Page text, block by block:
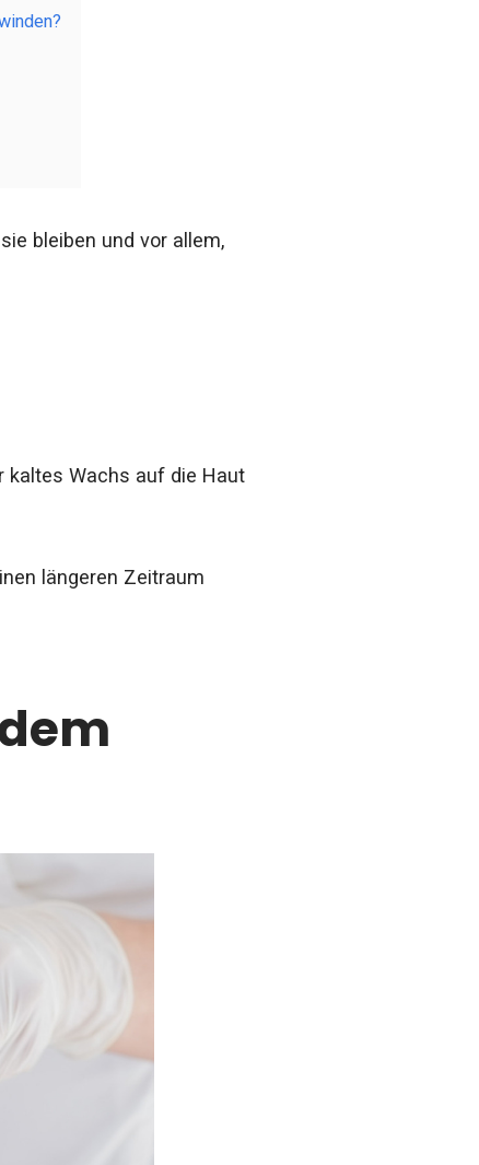
bleiben und vor allem,
kaltes Wachs auf die Haut
längeren Zeitraum